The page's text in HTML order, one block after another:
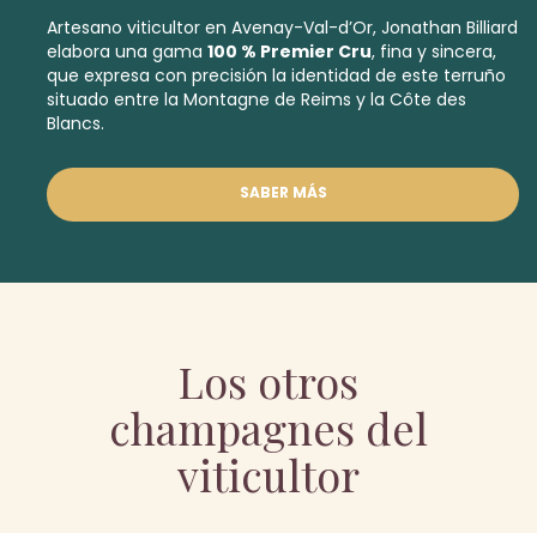
Artesano viticultor en Avenay-Val-d’Or, Jonathan Billiard
elabora una gama 100 % Premier Cru, fina y sincera,
que expresa con precisión la identidad de este terruño
situado entre la Montagne de Reims y la Côte des
Blancs.
SABER MÁS
Los otros
champagnes del
viticultor